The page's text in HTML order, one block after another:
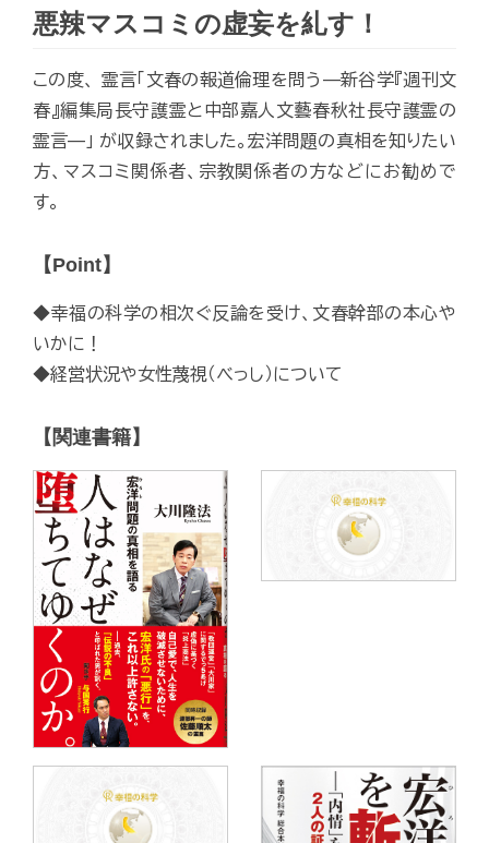
悪辣マスコミの虚妄を糺す！
この度、 霊言「文春の報道倫理を問う—新谷学『週刊文
春』編集局長守護霊と中部嘉人文藝春秋社長守護霊の
霊言—」 が収録されました。宏洋問題の真相を知りたい
方、マスコミ関係者、宗教関係者の方などにお勧めで
す。
【Point】
◆幸福の科学の相次ぐ反論を受け、文春幹部の本心や
いかに！
◆経営状況や女性蔑視（べっし）について
【関連書籍】